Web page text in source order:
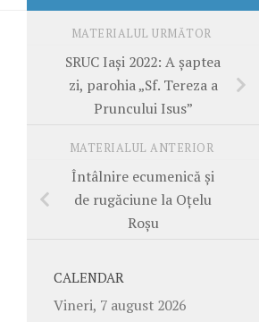
MATERIALUL URMĂTOR
SRUC Iași 2022: A șaptea
zi, parohia „Sf. Tereza a
Pruncului Isus”
MATERIALUL ANTERIOR
Întâlnire ecumenică și
de rugăciune la Oțelu
Roșu
CALENDAR
Vineri, 7 august 2026